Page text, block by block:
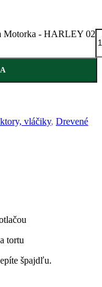
Motorka - HARLEY 02
vláčiky, Drevené
tortu
špajdľu.